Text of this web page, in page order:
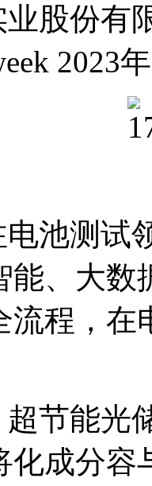
股份有
2023
池测试
能、大数
流程，在
节能光
化成分容